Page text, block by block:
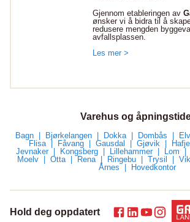
Gjennom etableringen av
ønsker vi å bidra til å
redusere mengden
avfallsplassen.
Les mer >
Varehus og
Bagn Bjørkelangen Dokka Dombås
Flisa
Fåvang Gausdal Gjøvik Hafjell
Jevnaker
Kongsberg Lillehammer Lom
Moelv
Otta Rena Ringebu Trysil
Årnes
Hovedkontor
Hold deg oppdatert